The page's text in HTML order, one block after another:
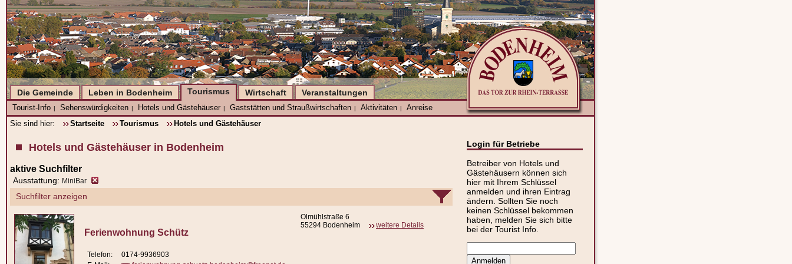
Die Gemeinde Leben in Bodenheim Tourismus Wirtschaft Veranstaltungen
Tourist-Info | Sehenswürdigkeiten | Hotels und Gästehäuser | Gaststätten und Straußwirtschaften | Aktivitäten | Anreise
Login für Betriebe
Betreiber von Hotels und
Gästehäusern können sich
hier mit Ihrem Schlüssel
anmelden und ihren Eintrag
ändern. Sollten Sie noch
keinen Schlüssel bekommen
haben, melden Sie sich bitte
bei der Tourist Info.
Sie sind hier: Startseite Tourismus Hotels und Gästehäuser
Hotels und Gästehäuser in Bodenheim
aktive Suchfilter
Ausstattung: MiniBar
Suchfilter anzeigen
Ferienwohnung Schütz
Telefon:
0174-9936903
Olmühlstraße 6
55294 Bodenheim
weitere Details